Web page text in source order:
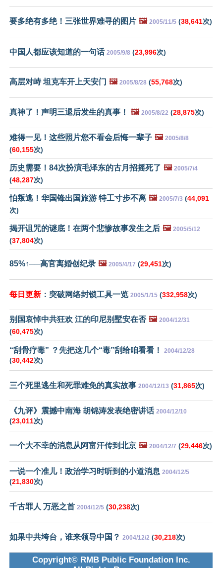
要多绝有多绝！三张世界难寻的图片 🖼️ 2005/11/5 (38,641次)
中国人都应该知道的一句话 2005/9/8 (23,996次)
高层对峙 坦克车开上天安门 🖼️ 2005/8/28 (55,768次)
真神了！声明三退后发生的真事！ 🖼️ 2005/8/22 (28,875次)
难得一见！这些照片您不看会后悔一辈子 🖼️ 2005/8/8
(60,155次)
历史需要！84次扮演毛泽东的古月招摇死了 🖼️ 2005/7/4
(48,287次)
怕叛逃！华国锋出国旅游 特工寸步不离 🖼️ 2005/7/3 (44,091
次)
揭开诅咒的谜底！在两个悲惨故事发生之后 🖼️ 2005/5/12
(37,804次)
85%↑──高官离婚创纪录 🖼️ 2005/4/17 (29,451次)
每日更新 ：突破网络封锁工具一览 2005/1/15 (332,958次)
别国哀悼中共狂欢 江的印尼别墅安在否 🖼️ 2004/12/31
(60,475次)
“刮骨疗毒” ？先把这几个“毒”刮给咱看看！ 2004/12/28
(30,442次)
三个死里逃生和死罪难免的真实故事 2004/12/13 (31,865次)
《九评》震撼中南海 胡锦涛发表绝密讲话 2004/12/10
(23,011次)
一个大不幸的消息从阿富汗传到北京 🖼️ 2004/12/7 (29,446次)
一说一个准儿！政治学习时听到的小道消息 2004/12/5
(21,830次)
千古罪人 万恶之首 2004/12/5 (30,238次)
如果中共垮台，谁来领导中国？ 2004/12/2 (30,218次)
Copyright© RMB Public Foundation Inc.